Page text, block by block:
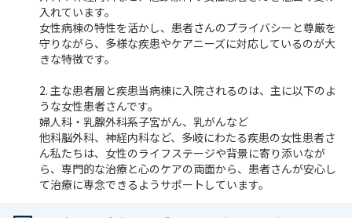
入れています。
女性病棟の特性を活かし、患者さんのプライバシーと尊厳を
守りながら、多様な疾患やケアニーズに対応しているのが大
きな特徴です。
2. 主な患者層と疾患当病棟に入院されるのは、主に以下のよ
うな女性患者さんです。
婦人科・乳腺外科系子宮がん、乳がんなど
他科脳外科、神経内科など、多岐にわたる疾患の女性患者さ
ん私たちは、女性のライフステージや背景に寄り添いなが
ら、専門的な治療と心のケアの両面から、患者さんが安心し
て治療に専念できるようサポートしています。